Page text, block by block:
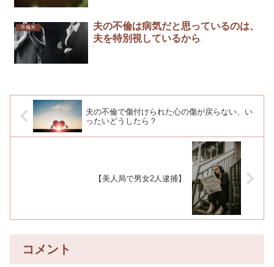
不倫夫
夫の不倫は病気だと思っているのは、
夫を特別視しているから
夫の不倫で傷付けられた心の傷が戻らない、い
ったいどうしたら？
【美人局で男女2人逮捕】
コメント